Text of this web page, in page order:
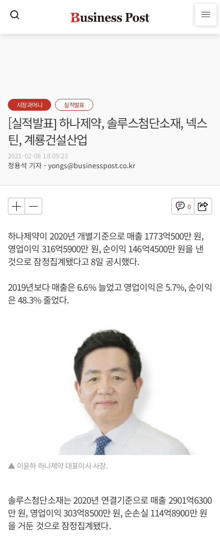
시장과머니 실적발표
[실적발표] 하나제약, 솔루스첨단소재, 넥스
틴, 계룡건설산업
2021-02-08 18:09:23
정용석 기자 - yongs@businesspost.co.kr
0
하나제약이 2020년 개별기준으로 매출 1773억500만 원,
영업이익 316억5900만 원, 순이익 146억4500만 원을 낸
것으로 잠정집계됐다고 8일 공시했다.
2019년보다 매출은 6.6% 늘었고 영업이익은 5.7%, 순이익
은 48.3% 줄었다.
▲ 이윤하 하나제약 대표이사 사장.
솔루스첨단소재는 2020년 연결기준으로 매출 2901억6300
만 원, 영업이익 303억8500만 원, 순손실 114억8900만 원
을 거둔 것으로 잠정집계됐다.